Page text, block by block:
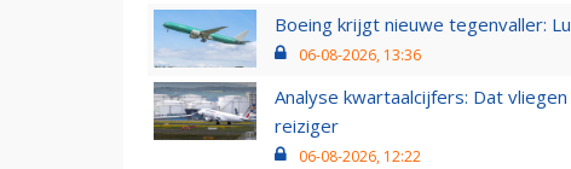
Boeing krijgt nieuwe tegenvaller:
06-08-2026, 13:36
Analyse kwartaalcijfers: Dat
reiziger
06-08-2026, 12:22